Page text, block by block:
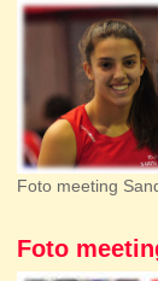
Foto meeting
Foto